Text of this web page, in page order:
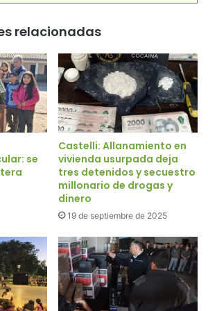
relacionadas
se
Castelli: Allanamiento en
vivienda usurpada deja
tres detenidos y secuestro
millonario de drogas y
dinero
19 de septiembre de 2025